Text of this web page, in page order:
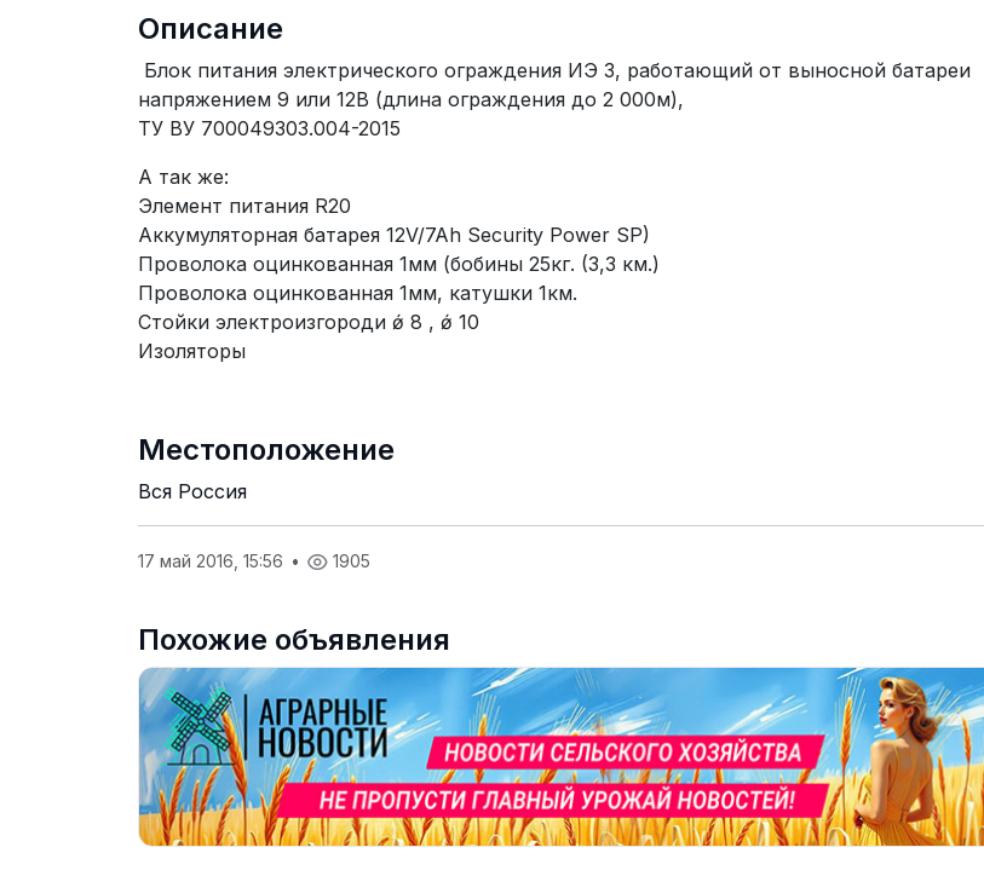
Описание
Блок питания электрического ограждения ИЭ 3, работающий от выносной батареи
напряжением 9 или 12В (длина ограждения до 2 000м),
ТУ ВУ 700049303.004-2015
А так же:
Элемент питания R20
Аккумуляторная батарея 12V/7Ah Security Power SP)
Проволока оцинкованная 1мм (бобины 25кг. (3,3 км.)
Проволока оцинкованная 1мм, катушки 1км.
Стойки электроизгороди ǿ 8 , ǿ 10
Изоляторы
Местоположение
Вся Россия
17 май 2016, 15:56 • 1905
Похожие объявления